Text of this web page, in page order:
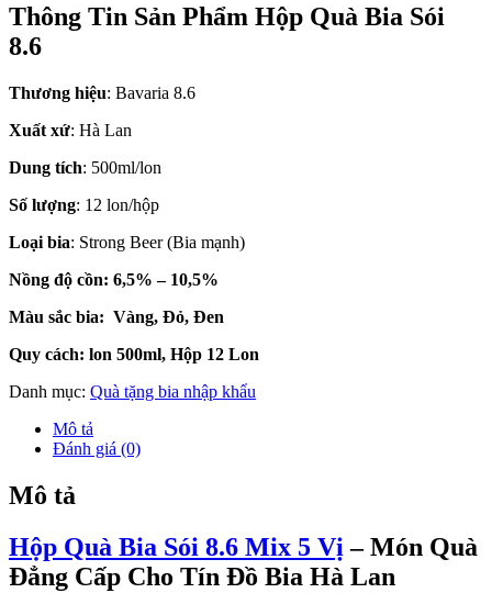
Thông Tin Sản Phẩm Hộp Quà Bia Sói
8.6
Thương hiệu: Bavaria 8.6
Xuất xứ: Hà Lan
Dung tích: 500ml/lon
Số lượng: 12 lon/hộp
Loại bia: Strong Beer (Bia mạnh)
Nồng độ cồn: 6,5% – 10,5%
Màu sắc bia: Vàng, Đỏ, Đen
Quy cách: lon 500ml, Hộp 12 Lon
Danh mục: Quà tặng bia nhập khẩu
Mô tả
Đánh giá (0)
Mô tả
Hộp Quà Bia Sói 8.6 Mix 5 Vị – Món Quà
Đẳng Cấp Cho Tín Đồ Bia Hà Lan